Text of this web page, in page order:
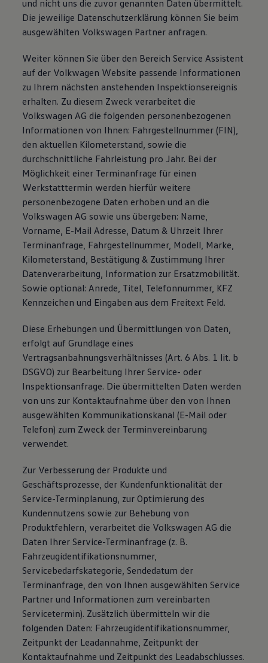
und nicht uns die zuvor genannten Daten übermittelt.
Die jeweilige Datenschutzerklärung können Sie beim
ausgewählten Volkswagen Partner anfragen.
Weiter können Sie über den Bereich Service Assistent
auf der Volkwagen Website passende Informationen
zu Ihrem nächsten anstehenden Inspektionsereignis
erhalten. Zu diesem Zweck verarbeitet die
Volkswagen AG die folgenden personenbezogenen
Informationen von Ihnen: Fahrgestellnummer (FIN),
den aktuellen Kilometerstand, sowie die
durchschnittliche Fahrleistung pro Jahr. Bei der
Möglichkeit einer Terminanfrage für einen
Werkstatttermin werden hierfür weitere
personenbezogene Daten erhoben und an die
Volkswagen AG sowie uns übergeben: Name,
Vorname, E-Mail Adresse, Datum & Uhrzeit Ihrer
Terminanfrage, Fahrgestellnummer, Modell, Marke,
Kilometerstand, Bestätigung & Zustimmung Ihrer
Datenverarbeitung, Information zur Ersatzmobilität.
Sowie optional: Anrede, Titel, Telefonnummer, KFZ
Kennzeichen und Eingaben aus dem Freitext Feld.
Diese Erhebungen und Übermittlungen von Daten,
erfolgt auf Grundlage eines
Vertragsanbahnungsverhältnisses (Art. 6 Abs. 1 lit. b
DSGVO) zur Bearbeitung Ihrer Service- oder
Inspektionsanfrage. Die übermittelten Daten werden
von uns zur Kontaktaufnahme über den von Ihnen
ausgewählten Kommunikationskanal (E-Mail oder
Telefon) zum Zweck der Terminvereinbarung
verwendet.
Zur Verbesserung der Produkte und
Geschäftsprozesse, der Kundenfunktionalität der
Service-Terminplanung, zur Optimierung des
Kundennutzens sowie zur Behebung von
Produktfehlern, verarbeitet die Volkswagen AG die
Daten Ihrer Service-Terminanfrage (z. B.
Fahrzeugidentifikationsnummer,
Servicebedarfskategorie, Sendedatum der
Terminanfrage, den von Ihnen ausgewählten Service
Partner und Informationen zum vereinbarten
Servicetermin). Zusätzlich übermitteln wir die
folgenden Daten: Fahrzeugidentifikationsnummer,
Zeitpunkt der Leadannahme, Zeitpunkt der
Kontaktaufnahme und Zeitpunkt des Leadabschlusses.